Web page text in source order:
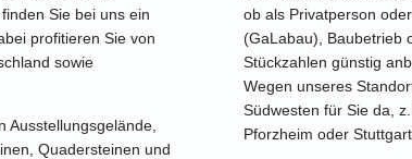
Sie bei uns ein
profitieren Sie von
sowie
Quadersteinen und
ob als Privatperson
(GaLabau), Baubetrieb
Stückzahlen günstig
Wegen unseres
Südwesten für Sie da,
Pforzheim oder